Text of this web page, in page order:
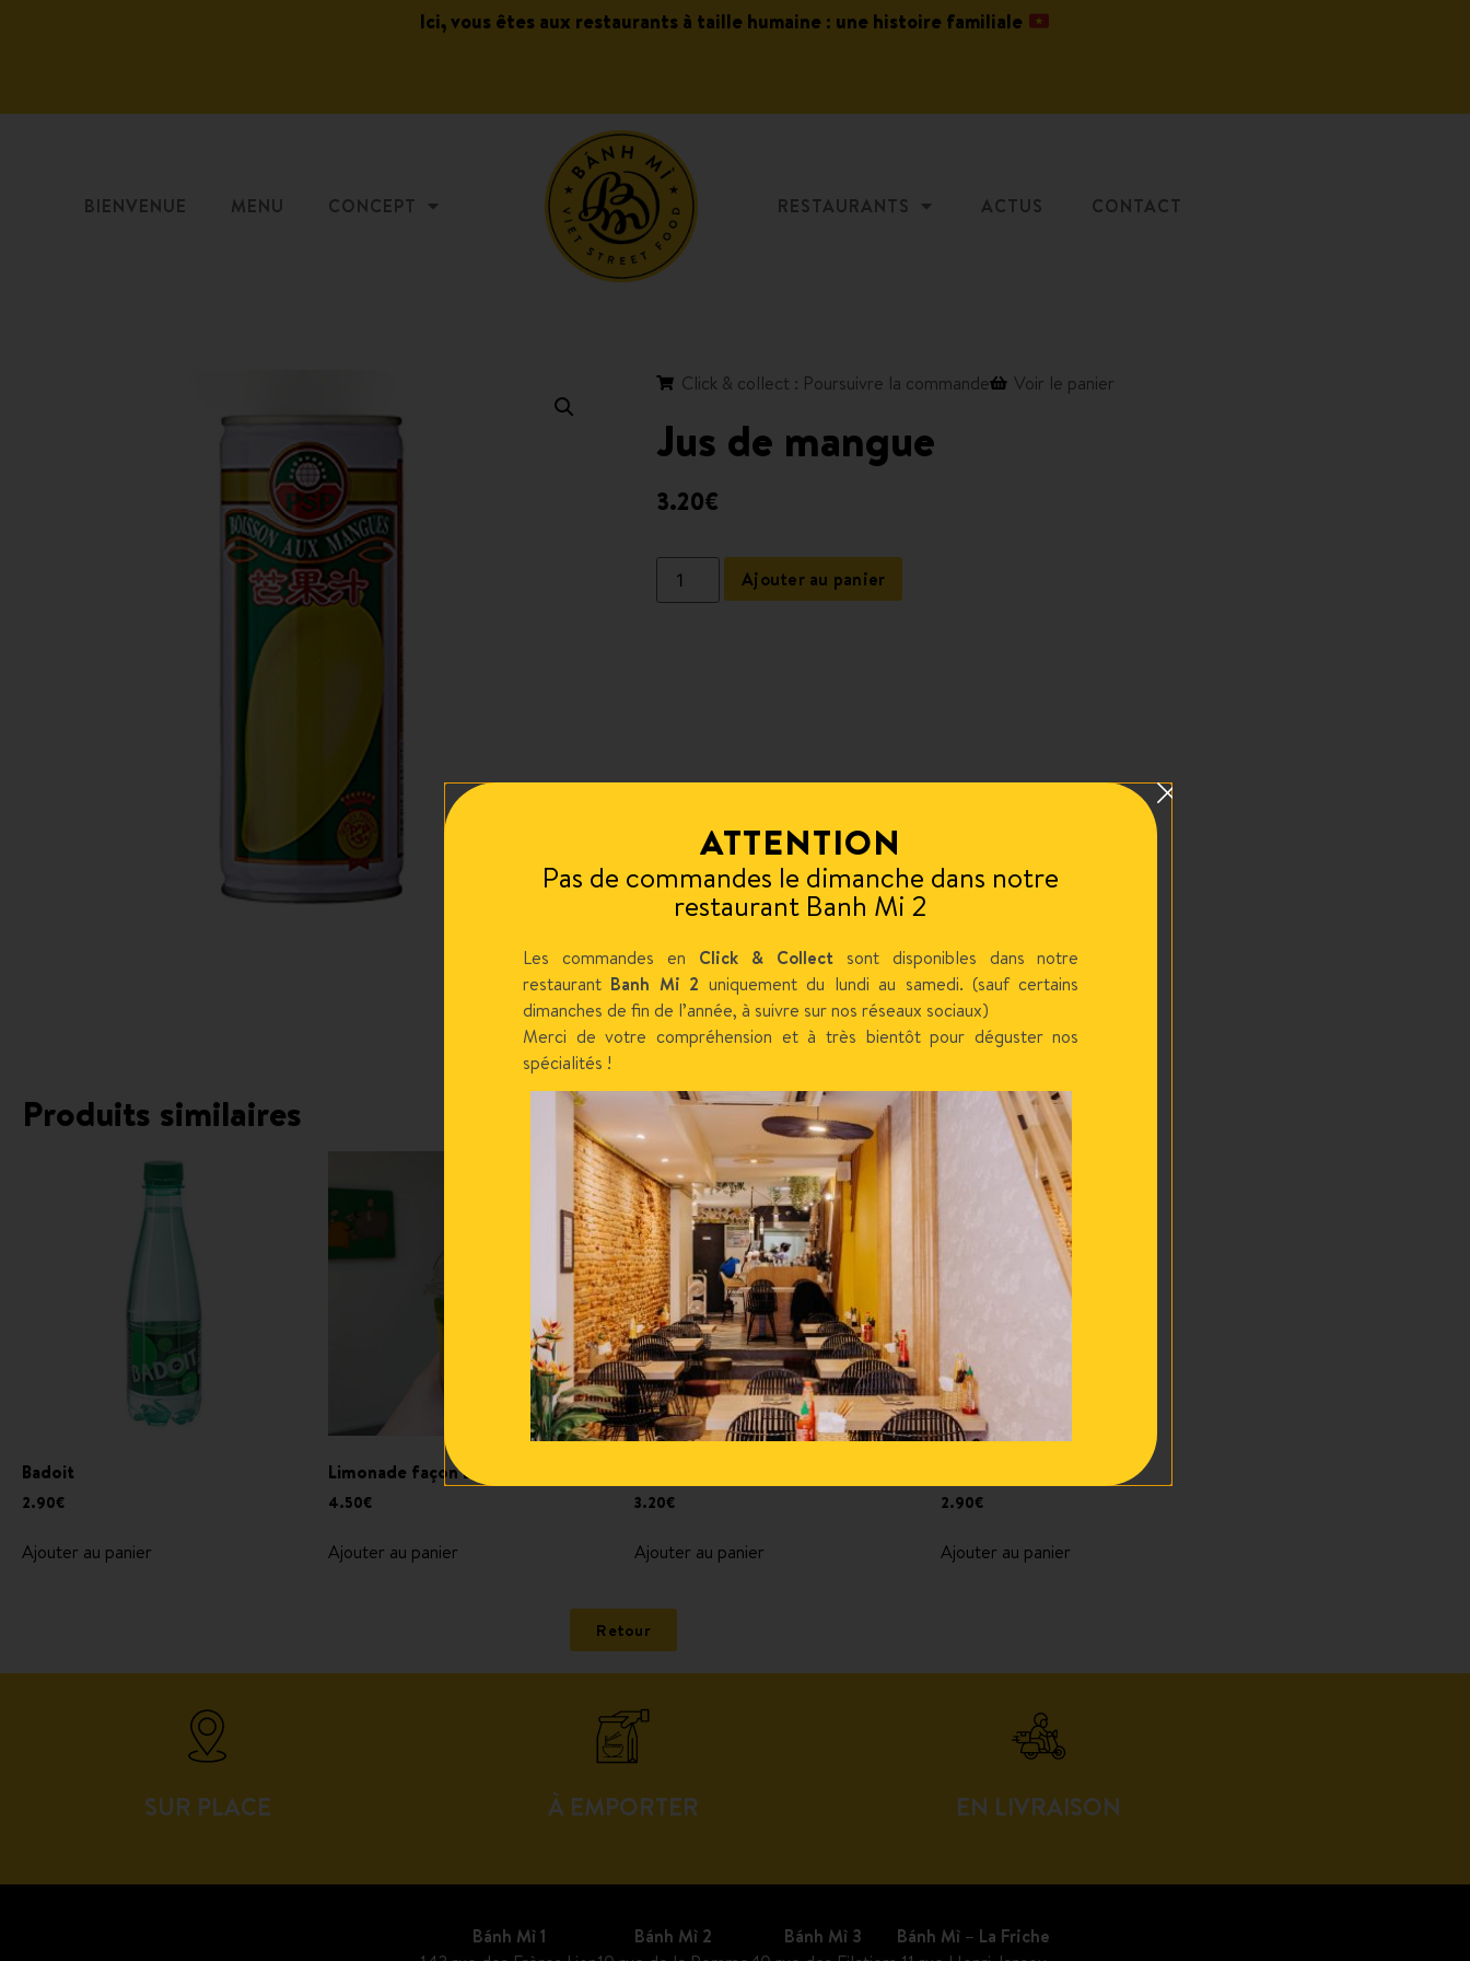
Ici, vous êtes aux restaurants à taille humaine : une histoire familiale
BIENVENUE MENU CONCEPT RESTAURANTS ACTUS CONTACT
Click & collect : Poursuivre la commande Voir le panier
Jus de mangue
3.20€
Ajouter au panier
Produits similaires
Badoit
2.90€
Ajouter au panier
Limonade façon BÁNH MÌ
4.50€
Ajouter au panier
3.20€
Ajouter au panier
2.90€
Ajouter au panier
Retour
SUR PLACE À EMPORTER EN LIVRAISON
Bánh Mì 1
Bánh Mì 2
Bánh Mì 3
Bánh Mì – La Friche
ATTENTION
Pas de commandes le dimanche dans notre
restaurant Banh Mi 2
Les commandes en Click & Collectsont disponibles dans notre
restaurant Banh Mi 2 uniquement du lundi au samedi. (sauf certains
dimanches de fin de l’année, à suivre sur nos réseaux sociaux)
Merci de votre compréhension et à très bientôt pour déguster nos
spécialités !